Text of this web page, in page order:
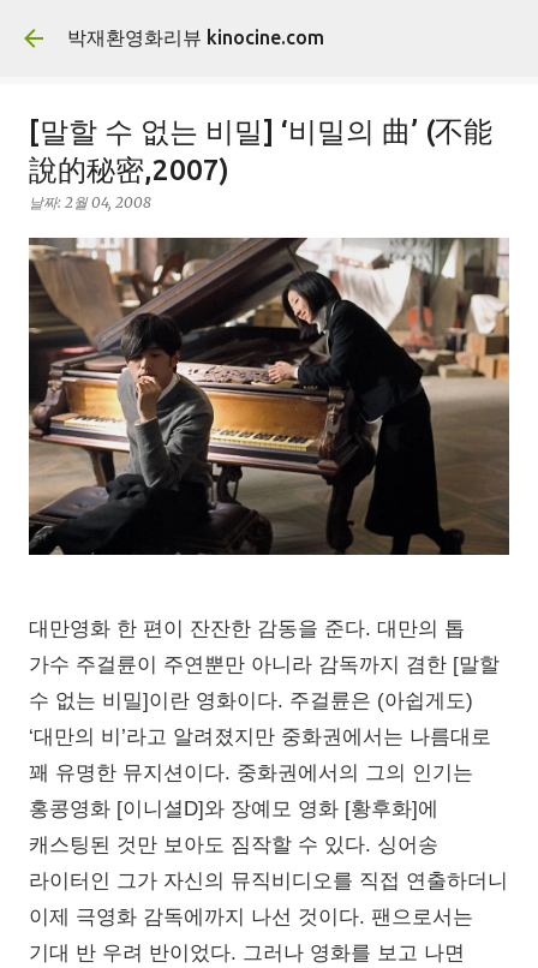
기본 콘텐츠로 건너뛰기
박재환영화리뷰 kinocine.com
[말할 수 없는 비밀] ‘비밀의 曲’ (不能
說的秘密,2007)
날짜: 2월 04, 2008
대만영화 한 편이 잔잔한 감동을 준다. 대만의 톱
가수 주걸륜이 주연뿐만 아니라 감독까지 겸한 [말할
수 없는 비밀]이란 영화이다. 주걸륜은 (아쉽게도)
‘대만의 비’라고 알려졌지만 중화권에서는 나름대로
꽤 유명한 뮤지션이다. 중화권에서의 그의 인기는
홍콩영화 [이니셜D]와 장예모 영화 [황후화]에
캐스팅된 것만 보아도 짐작할 수 있다. 싱어송
라이터인 그가 자신의 뮤직비디오를 직접 연출하더니
이제 극영화 감독에까지 나선 것이다. 팬으로서는
기대 반 우려 반이었다. 그러나 영화를 보고 나면